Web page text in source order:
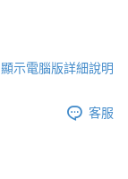
顯示電腦版詳細說明
客服